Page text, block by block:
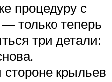
процедуру с
только теперь
три детали:
стороне крыльев